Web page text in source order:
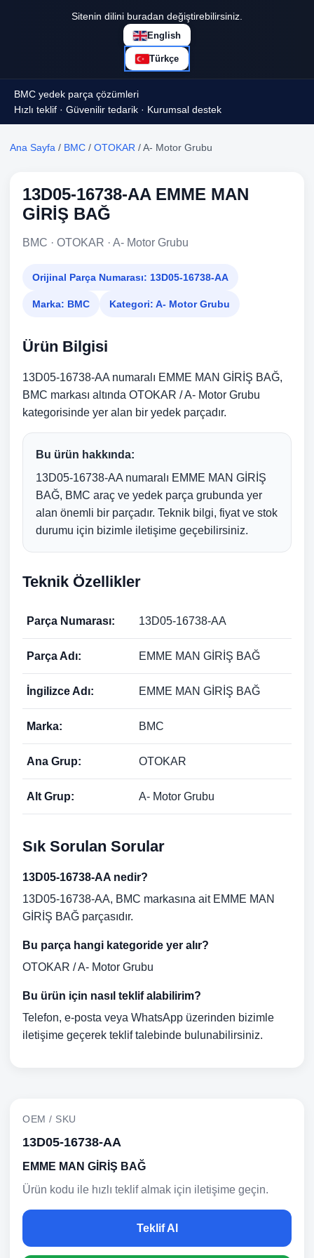
Sitenin dilini buradan değiştirebilirsiniz.
English
Türkçe
BMC yedek parça çözümleri
Hızlı teklif · Güvenilir tedarik · Kurumsal destek
Ana Sayfa / BMC / OTOKAR / A- Motor Grubu
13D05-16738-AA EMME MAN
GİRİŞ BAĞ
BMC · OTOKAR · A- Motor Grubu
Orijinal Parça Numarası: 13D05-16738-AA
Marka: BMC Kategori: A- Motor Grubu
Ürün Bilgisi
13D05-16738-AA numaralı EMME MAN GİRİŞ BAĞ,
BMC markası altında OTOKAR / A- Motor Grubu
kategorisinde yer alan bir yedek parçadır.
Bu ürün hakkında:
13D05-16738-AA numaralı EMME MAN GİRİŞ
BAĞ, BMC araç ve yedek parça grubunda yer
alan önemli bir parçadır. Teknik bilgi, fiyat ve stok
durumu için bizimle iletişime geçebilirsiniz.
Teknik Özellikler
Parça Numarası: 13D05-16738-AA
Parça Adı: EMME MAN GİRİŞ BAĞ
İngilizce Adı: EMME MAN GİRİŞ BAĞ
Marka: BMC
Ana Grup: OTOKAR
Alt Grup: A- Motor Grubu
Sık Sorulan Sorular
13D05-16738-AA nedir?
13D05-16738-AA, BMC markasına ait EMME MAN
GİRİŞ BAĞ parçasıdır.
Bu parça hangi kategoride yer alır?
OTOKAR / A- Motor Grubu
Bu ürün için nasıl teklif alabilirim?
Telefon, e-posta veya WhatsApp üzerinden bizimle
iletişime geçerek teklif talebinde bulunabilirsiniz.
OEM / SKU
13D05-16738-AA
EMME MAN GİRİŞ BAĞ
Ürün kodu ile hızlı teklif almak için iletişime geçin.
Teklif Al